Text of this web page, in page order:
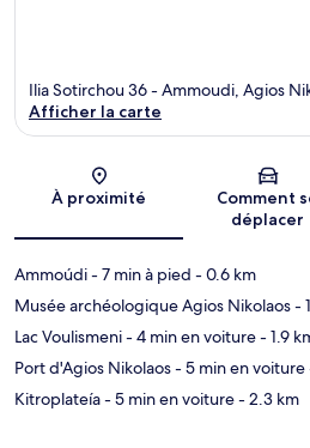
Carte
Ilia Sotirchou 36 - Ammoudi, Agios
Afficher la carte
À proximité
Comment
déplacer
Ammoúdi- 7 min à pied - 0.6 km
Musée archéologique Agios Nikolaos-
Lac Voulismeni- 4 min en voiture- 1.9
Port d'Agios Nikolaos- 5 min en voiture
Kitroplateía- 5 min en voiture- 2.3 km